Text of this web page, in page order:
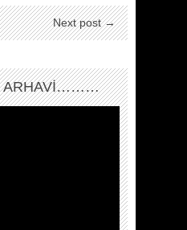
Next post →